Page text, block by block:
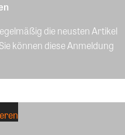
die neusten Artikel
können diese Anmeldung